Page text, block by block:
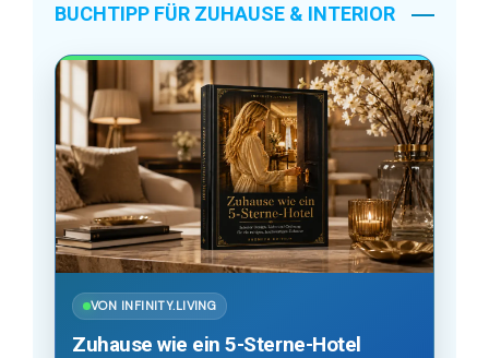
BUCHTIPP FÜR ZUHAUSE & INTERIOR
VON INFINITY.LIVING
Zuhause wie ein 5-Sterne-Hotel